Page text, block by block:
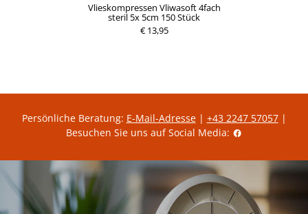
Vlieskompressen Vliwasoft 4fach
steril 5x 5cm 150 Stück
€ 13,95
Persönliche Beratung: E-Mail-Adresse| +43 2247 57057|
Besuchen Sie uns auf Social Media: